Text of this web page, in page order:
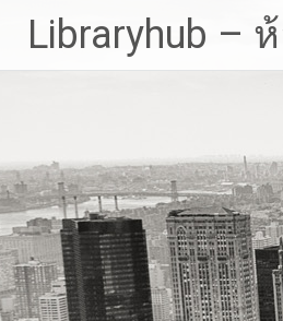
content
Libraryhub –